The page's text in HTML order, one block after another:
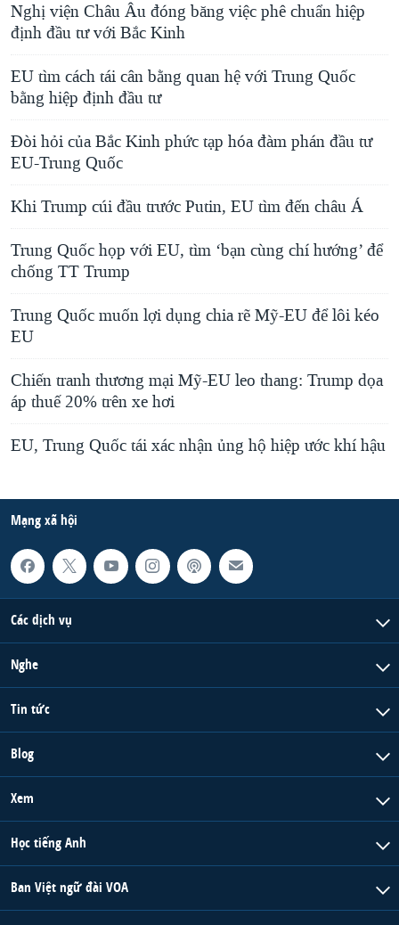
Nghị viện Châu Âu đóng băng việc phê chuẩn hiệp
định đầu tư với Bắc Kinh
EU tìm cách tái cân bằng quan hệ với Trung Quốc
bằng hiệp định đầu tư
Đòi hỏi của Bắc Kinh phức tạp hóa đàm phán đầu tư
EU-Trung Quốc
Khi Trump cúi đầu trước Putin, EU tìm đến châu Á
Trung Quốc họp với EU, tìm ‘bạn cùng chí hướng’ để
chống TT Trump
Trung Quốc muốn lợi dụng chia rẽ Mỹ-EU để lôi kéo
EU
Chiến tranh thương mại Mỹ-EU leo thang: Trump dọa
áp thuế 20% trên xe hơi
EU, Trung Quốc tái xác nhận ủng hộ hiệp ước khí hậu
Mạng xã hội
Các dịch vụ
Nghe
Tin tức
Blog
Xem
Học tiếng Anh
Ban Việt ngữ đài VOA